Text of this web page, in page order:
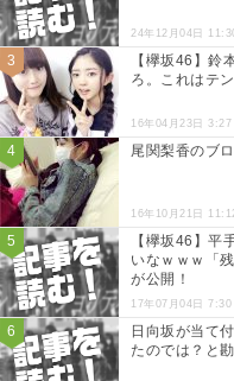
24年12月04日
【欅坂46】鈴
ろ。これはテ
16年04月23日 3:27
尾関梨香のブ
16年10月21日
【欅坂46】平
いなｗｗｗ「
が公開！
17年07月04日 7:30
日向坂が当て
たのでは？と